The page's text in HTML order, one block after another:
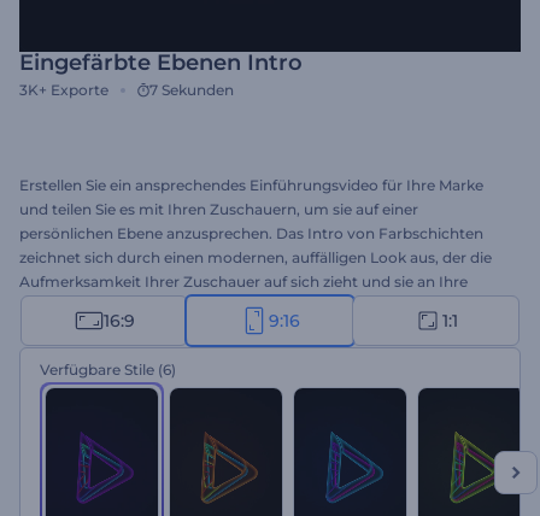
Eingefärbte Ebenen Intro
3K+ Exporte 7 Sekunden
Erstellen Sie ein ansprechendes Einführungsvideo für Ihre Marke
und teilen Sie es mit Ihren Zuschauern, um sie auf einer
persönlichen Ebene anzusprechen. Das Intro von Farbschichten
zeichnet sich durch einen modernen, auffälligen Look aus, der die
Aufmerksamkeit Ihrer Zuschauer auf sich zieht und sie an Ihre
Marke bindet. Alles, was Sie tun müssen, ist Ihr Logo hochzuladen,
den Namen Ihrer Marke oder Ihres Unternehmens einzugeben, den
Slogan zu schreiben und ein paar Minuten zu warten, um Ihr
hochwertiges Intro zu erhalten. Diese herausragende Videovorlage
Werbung und vieles mehr zu erzielen. Testen Sie es jetzt!
16:9 9:16 1:1
Verfügbare Stile (6)